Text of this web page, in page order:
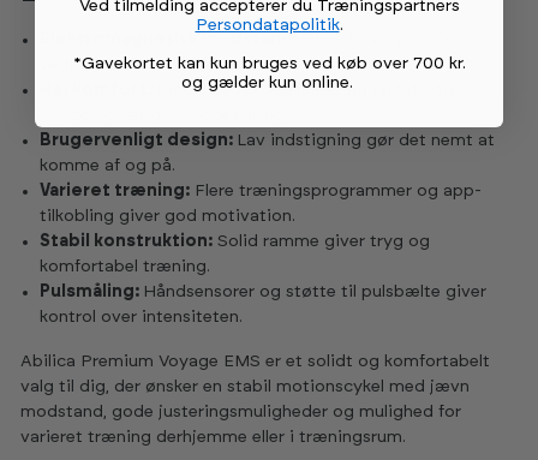
Elektromagnetisk modstand:
vedligeholdelsesfri belastning.
Bredt sæde med justering i højde og
Brugervenligt design: Lav indstigning gør det nemt at
komme af og på.
Varieret træning: Flere træningsprogrammer og app-
tilkobling giver god motivation.
Stabil konstruktion: Solid ramme giver tryg og
komfortabel træning.
Pulsmåling: Håndsensorer og støtte til pulsbælte giver
kontrol over intensiteten.
Abilica Premium Voyage EMS er et solidt og komfortabelt
valg til dig, der ønsker en stabil motionscykel med jævn
modstand, gode justeringsmuligheder og mulighed for
varieret træning derhjemme eller i træningsrum.
Ved tilmelding accepterer du Træningspartners
Persondatapolitik.
*Gavekortet kan kun bruges ved køb over 700 kr.
og gælder kun online.